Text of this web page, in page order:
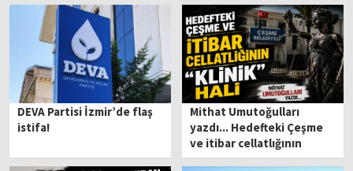
DEVA Partisi İzmir’de flaş
istifa!
Mithat Umutoğulları
yazdı... Hedefteki Çeşme
ve itibar cellatlığının
"klinik" hali